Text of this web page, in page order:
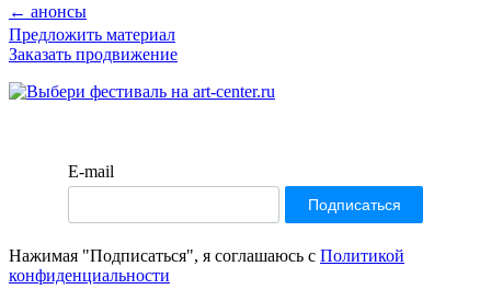
← анонсы
Предложить материал
Заказать продвижение
E-mail
Нажимая "Подписаться", я соглашаюсь с Политикой
конфиденциальности